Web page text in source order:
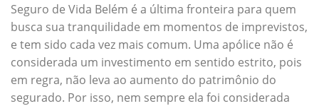
Seguro de Vida Belém é a última fronteira para quem
busca sua tranquilidade em momentos de imprevistos,
e tem sido cada vez mais comum. Uma apólice não é
considerada um investimento em sentido estrito, pois
em regra, não leva ao aumento do patrimônio do
segurado. Por isso, nem sempre ela foi considerada